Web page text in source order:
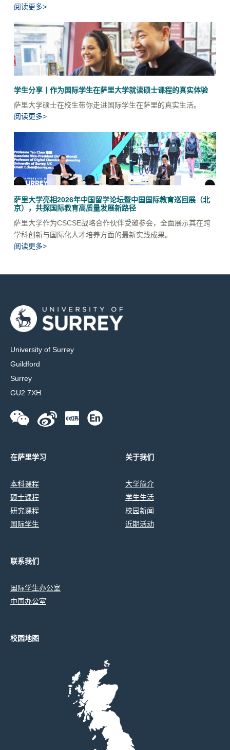
阅读更多>
学生分享丨作为国际学生在萨里大学就读硕士课程的真实体验
萨里大学硕士在校生带你走进国际学生在萨里的真实生活。
阅读更多>
萨里大学亮相2026年中国留学论坛暨中国国际教育巡回展（北
京），共探国际教育高质量发展新路径
萨里大学作为CSCSE战略合作伙伴受邀参会，全面展示其在跨
学科创新与国际化人才培养方面的最新实践成果。
阅读更多>
University of Surrey
Guildford
Surrey
GU2 7XH
在萨里学习
本科课程
硕士课程
研究课程
国际学生
关于我们
大学简介
学生生活
校园新闻
近期活动
联系我们
国际学生办公室
中国办公室
校园地图